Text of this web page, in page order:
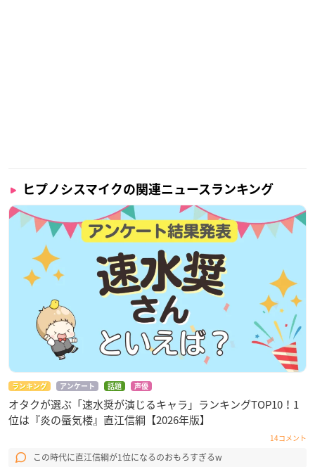
ヒプノシスマイクの関連ニュースランキング
ランキング アンケート 話題 声優
オタクが選ぶ「速水奨が演じるキャラ」ランキングTOP10！1
位は『炎の蜃気楼』直江信綱【2026年版】
14コメント
この時代に直江信綱が1位になるのおもろすぎるw